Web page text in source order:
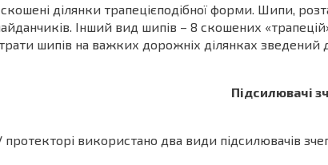
ділянки трапецієподібної форми. Шипи,
Інший вид шипів – 8 скошених
шипів на важких дорожніх ділянках зведений
Підсилювачі
протекторі використано два види підсилювачів